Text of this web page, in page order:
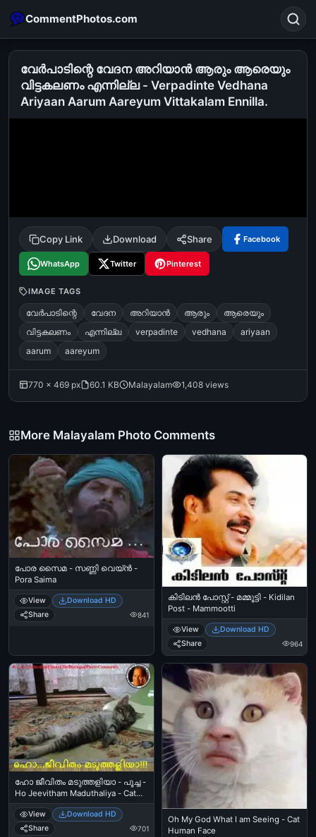
CommentPhotos.com
Search
വേര്‍പാടിന്റെ വേദന അറിയാന്‍ ആരും ആരെയും
വിട്ടകലണം എന്നില്ല - Verpadinte Vedhana
Ariyaan Aarum Aareyum Vittakalam Ennilla.
Copy Link Download Share Facebook
WhatsApp Twitter Pinterest
IMAGE TAGS
വേര്‍പാടിന്റെ വേദന അറിയാന്‍ ആരും
ആരെയും
വിട്ടകലണം
എന്നില്ല verpadinte vedhana
ariyaan
aarum
aareyum
770 × 469 px 60.1 KB Malayalam 1,408 views
More Malayalam Photo Comments
പോര സൈമ - സണ്ണി വെയ്ന്‍ -
Pora Saima
View
Download HD
Share
841
കിടിലന്‍ പോസ്റ്റ്‌ - മമ്മൂട്ടി - Kidilan
Post - Mammootti
View
Download HD
Share
964
ഹോ ജീവിതം മടുത്തളിയാ - പൂച്ച -
Ho Jeevitham Maduthaliya - Cat
sleeping like human
View
Download HD
Share
701
Oh My God What I am Seeing - Cat
Human Face